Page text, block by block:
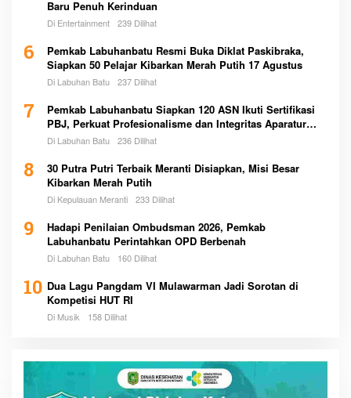
Baru Penuh Kerinduan
Di Entertainment 239 Dilihat
6
Pemkab Labuhanbatu Resmi Buka Diklat Paskibraka,
Siapkan 50 Pelajar Kibarkan Merah Putih 17 Agustus
Di Labuhan Batu 237 Dilihat
7
Pemkab Labuhanbatu Siapkan 120 ASN Ikuti Sertifikasi
PBJ, Perkuat Profesionalisme dan Integritas Aparatur
Pemerintah
Di Labuhan Batu 236 Dilihat
8
30 Putra Putri Terbaik Meranti Disiapkan, Misi Besar
Kibarkan Merah Putih
Di Kepulauan Meranti 233 Dilihat
9
Hadapi Penilaian Ombudsman 2026, Pemkab
Labuhanbatu Perintahkan OPD Berbenah
Di Labuhan Batu 160 Dilihat
10 Dua Lagu Pangdam VI Mulawarman Jadi Sorotan di
Kompetisi HUT RI
Di Musik 158 Dilihat